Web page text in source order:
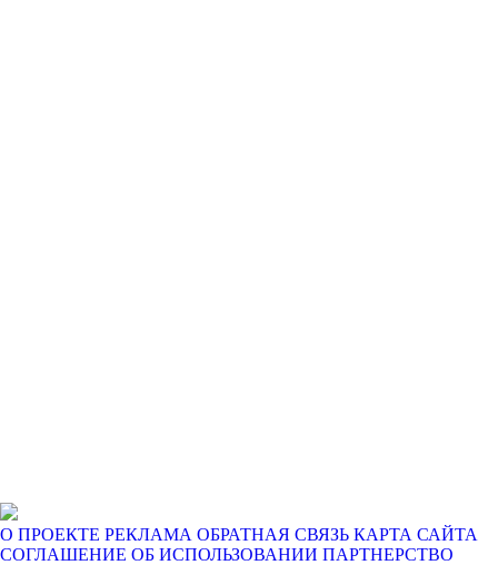
О ПРОЕКТЕ РЕКЛАМА ОБРАТНАЯ СВЯЗЬ КАРТА САЙТА
СОГЛАШЕНИЕ ОБ ИСПОЛЬЗОВАНИИ ПАРТНЕРСТВО